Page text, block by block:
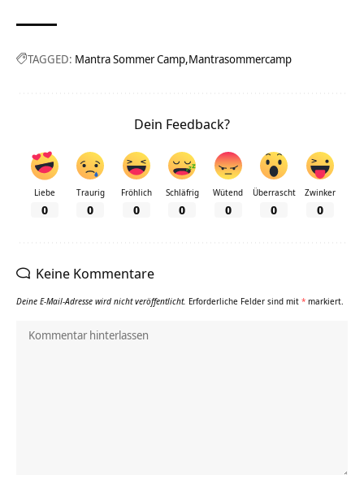
TAGGED: Mantra Sommer Camp Mantrasommercamp
Dein Feedback?
Liebe
0
Traurig
0
Fröhlich
0
Schläfrig
0
Wütend
0
Überrascht
0
Zwinker
0
Keine Kommentare
Deine E-Mail-Adresse wird nicht veröffentlicht. Erforderliche Felder sind mit * markiert.